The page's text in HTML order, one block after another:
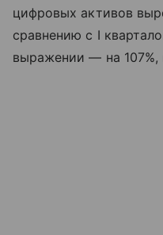
цифровых активов
сравнению с I
выражении — на